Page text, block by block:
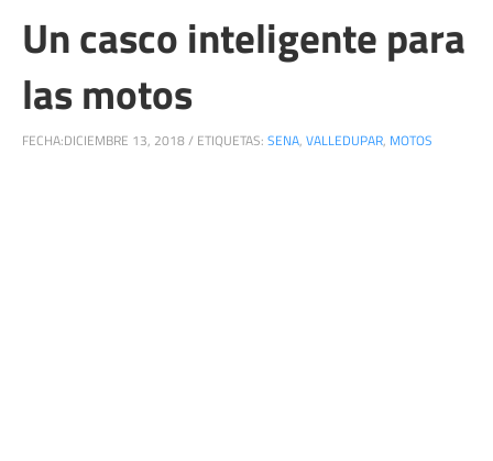
Un casco inteligente para
las motos
FECHA:DICIEMBRE 13, 2018/ ETIQUETAS: SENA, VALLEDUPAR, MOTOS